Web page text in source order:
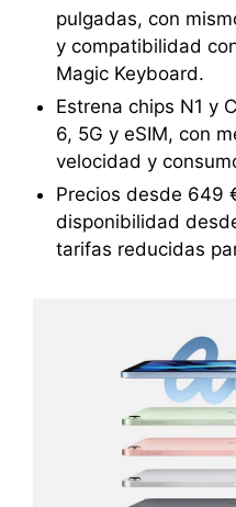
pulgadas, con
y compatibilidad
Magic Keyboard.
Estrena chips N1 y
6, 5G y eSIM, con
velocidad y
Precios desde 649
disponibilidad
tarifas reducidas